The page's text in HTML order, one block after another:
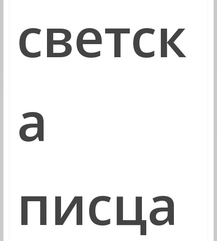
светск
а
писца